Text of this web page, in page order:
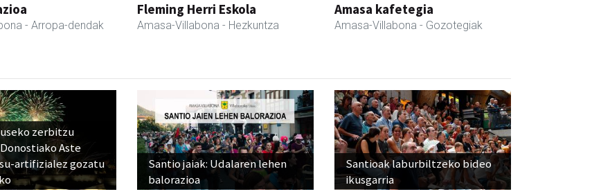
- Arropa-dendak
Fleming Herri Eskola
Amasa-Villabona - Hezkuntza
Amasa kafetegia
Amasa-Villabona - Gozotegiak
zerbitzu
Aste
artifizialez gozatu
Santio jaiak: Udalaren lehen
balorazioa
Santioak laburbiltzeko bideo
ikusgarria